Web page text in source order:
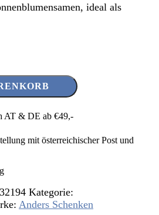
ideal als
AT & DE ab €49,-
mit österreichischer Post und
Kategorie:
Anders Schenken